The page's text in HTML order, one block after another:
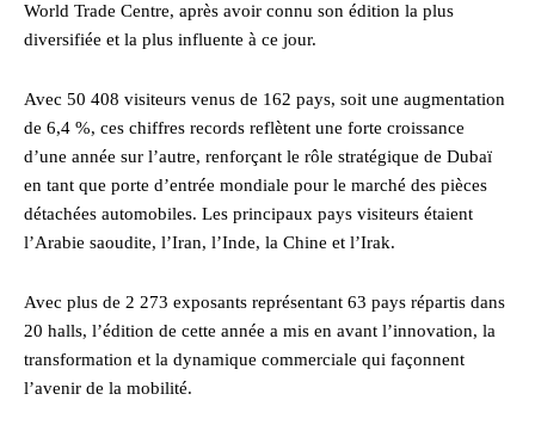
World Trade Centre, après avoir connu son édition la plus
diversifiée et la plus influente à ce jour.
Avec 50 408 visiteurs venus de 162 pays, soit une augmentation
de 6,4 %, ces chiffres records reflètent une forte croissance
d’une année sur l’autre, renforçant le rôle stratégique de Dubaï
en tant que porte d’entrée mondiale pour le marché des pièces
détachées automobiles. Les principaux pays visiteurs étaient
l’Arabie saoudite, l’Iran, l’Inde, la Chine et l’Irak.
Avec plus de 2 273 exposants représentant 63 pays répartis dans
20 halls, l’édition de cette année a mis en avant l’innovation, la
transformation et la dynamique commerciale qui façonnent
l’avenir de la mobilité.